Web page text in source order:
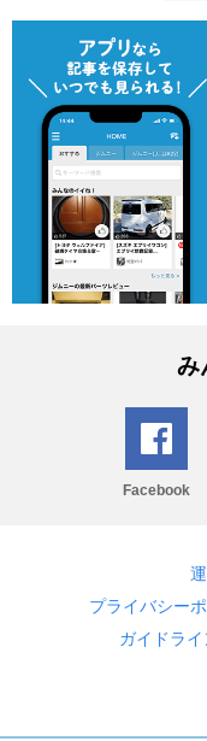
み
Facebook
プライバシー
ガイドライ